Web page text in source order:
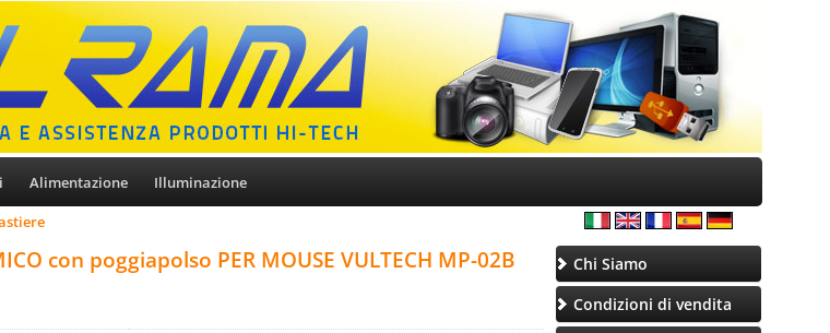
Alimentazione Illuminazione
con poggiapolso PER MOUSE VULTECH MP-02B
Chi Siamo
Condizioni di vendita